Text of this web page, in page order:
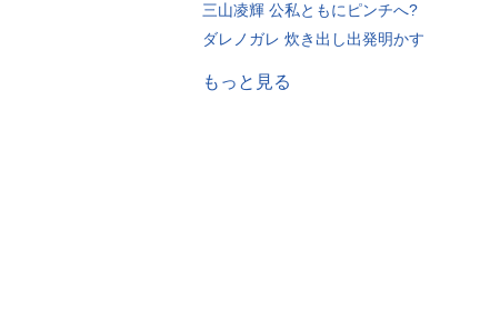
三山凌輝 公私ともにピンチへ?
ダレノガレ 炊き出し出発明かす
もっと見る